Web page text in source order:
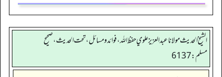
الشيخ الحديث مولانا عبدالعزيز علوي حفظ الله، فوائد و مسائل، تحت الحديث ، صحيح
مسلم: 6137